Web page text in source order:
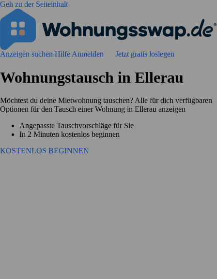
Geh zu der Seiteinhalt
Anzeigen suchen Hilfe Anmelden Jetzt gratis loslegen
Wohnungstausch in Ellerau
Möchtest du deine Mietwohnung tauschen? Alle für dich verfügbaren
Optionen für den Tausch einer Wohnung in Ellerau anzeigen
Angepasste Tauschvorschläge für Sie
In 2 Minuten kostenlos beginnen
KOSTENLOS BEGINNEN